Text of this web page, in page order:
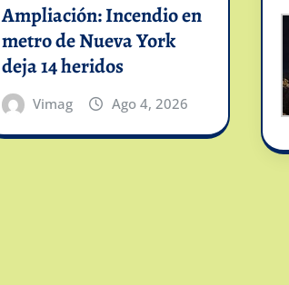
Ampliación: Incendio en
metro de Nueva York
deja 14 heridos
Vimag Ago 4, 2026